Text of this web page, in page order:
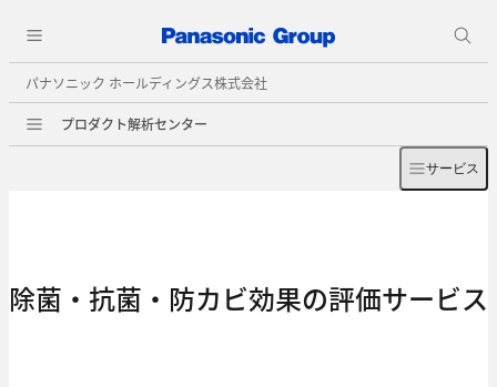
パナソニック ホールディングス株式会社
プロダクト解析センター
サービス
除菌・抗菌・防カビ効果の評価サービス